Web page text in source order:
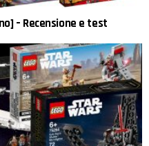
– Recensione e test